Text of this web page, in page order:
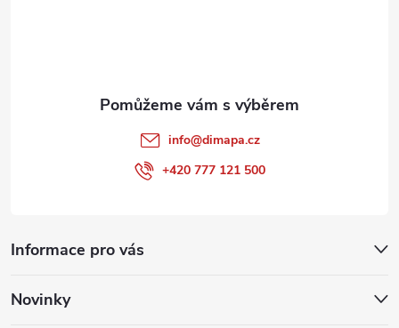
Informace pro vás
Novinky
info@dimapa.cz
+420 777 121 500